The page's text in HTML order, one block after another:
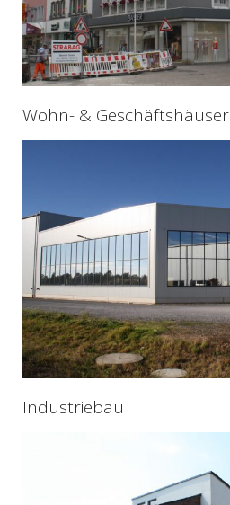
Wohn- & Geschäftshäuser
Industriebau